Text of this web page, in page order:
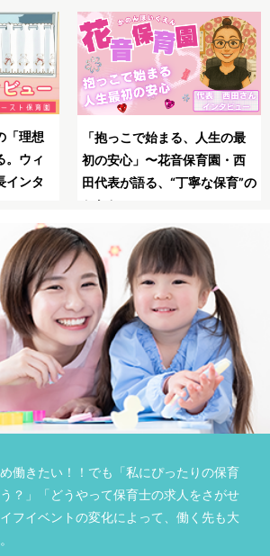
る保育士求人JOBSで安全
職！
働きたい！！でも「私にぴったりの保育
？」「どうやって保育士の求人をさがせ
フイベントの変化によって、働く先も大